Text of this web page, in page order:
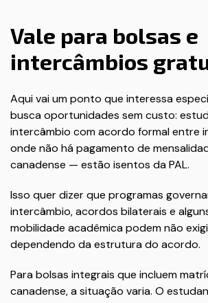
Vale para bolsas e
intercâmbios
Aqui vai um ponto que interessa
busca oportunidades sem custo:
intercâmbio com acordo formal entre
onde não há pagamento de
canadense — estão isentos da PAL.
Isso quer dizer que programas
intercâmbio, acordos bilaterais e
mobilidade acadêmica podem não
dependendo da estrutura do acordo.
Para bolsas integrais que incluem
canadense, a situação varia. O